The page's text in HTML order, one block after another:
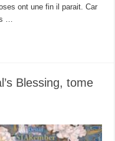
ont une fin il parait. Car
…
Blessing, tome